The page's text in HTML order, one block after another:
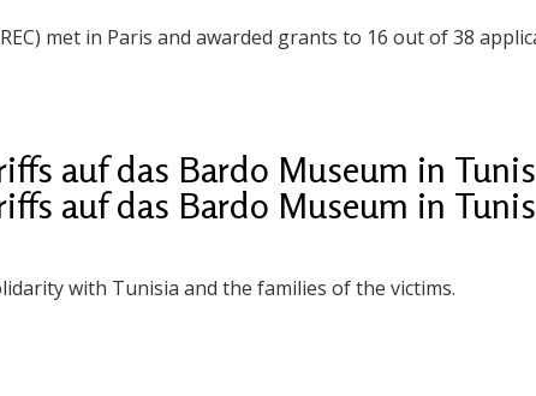
met in Paris and awarded grants to 16 out of 38
auf das Bardo Museum in Tunis
auf das Bardo Museum in Tunis
with Tunisia and the families of the victims.